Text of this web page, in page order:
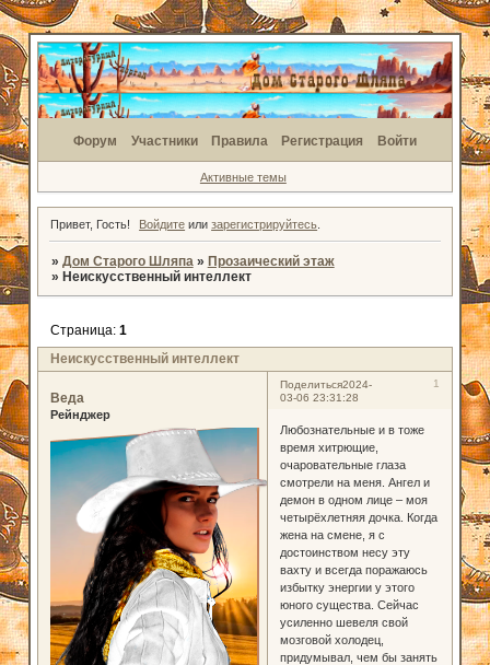
Форум Участники Правила Регистрация Войти
Активные темы
Привет, Гость! Войдите илизарегистрируйтесь
» Дом Старого Шляпа » Прозаический этаж
» Неискусственный интеллект
Неискусственный интеллект
Страница: 1
Поделиться 1
2024-
03-06 23:31:28
Веда
Рейнджер
Любознательные и в тоже
время хитрющие,
очаровательные глаза
смотрели на меня. Ангел и
демон в одном лице – моя
четырёхлетняя дочка. Когда
жена на смене, я с
достоинством несу эту
вахту и всегда поражаюсь
избытку энергии у этого
юного существа. Сейчас
усиленно шевеля свой
мозговой холодец,
придумывал, чем бы занять